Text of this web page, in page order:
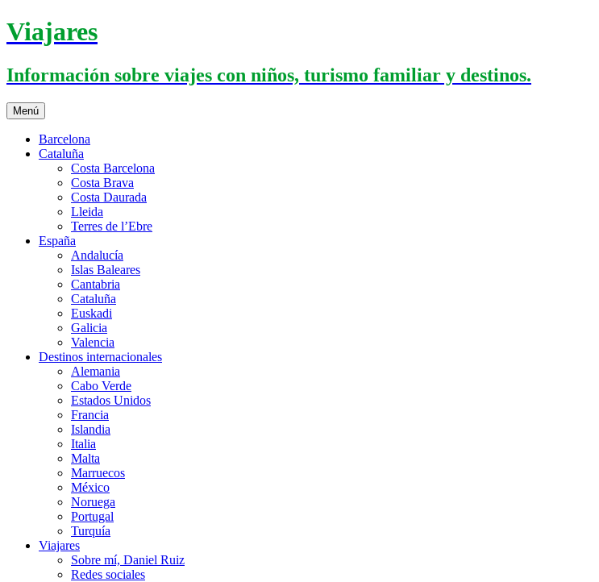
Saltar
al
Viajares
Información sobre viajes con niños, turismo familiar y destinos.
Menú
Barcelona
Cataluña
Costa Barcelona
Costa Brava
Costa Daurada
Lleida
Terres de l’Ebre
España
Andalucía
Islas Baleares
Cantabria
Cataluña
Euskadi
Galicia
Valencia
Destinos internacionales
Alemania
Cabo Verde
Estados Unidos
Francia
Islandia
Italia
Malta
Marruecos
México
Noruega
Portugal
Turquía
Viajares
Sobre mí, Daniel Ruiz
Redes sociales